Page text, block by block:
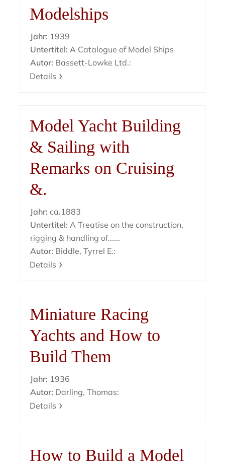
Modelships
Jahr: 1939
Untertitel: A Catalogue of Model Ships
Autor: Bassett-Lowke Ltd.:
Details
Model Yacht Building
& Sailing with
Remarks on Cruising
&.
Jahr: ca.1883
Untertitel: A Treatise on the construction,
rigging & handling of......
Autor: Biddle, Tyrrel E.:
Details
Miniature Racing
Yachts and How to
Build Them
Jahr: 1936
Autor: Darling, Thomas:
Details
How to Build a Model